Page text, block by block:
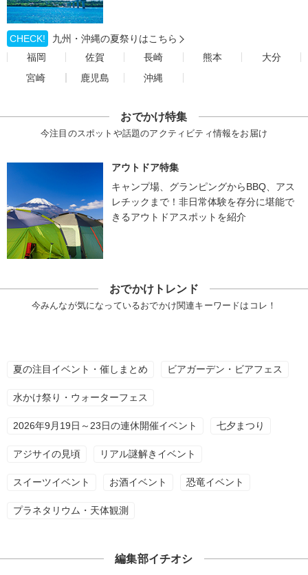
CHECK!
九州・沖縄の夏祭りはこちら
福岡
佐賀 長崎 熊本
大分
宮崎
鹿児島 沖縄
おでかけ特集
今注目のスポットや話題のアクティビティ情報をお届け
アウトドア特集
キャンプ場、グランピングからBBQ、アス
レチックまで！非日常体験を存分に堪能で
きるアウトドアスポットを紹介
おでかけトレンド
今みんなが気になっているおでかけ関連キーワードはコレ！
夏の注目イベント・催しまとめ ビアガーデン・ビアフェス
水かけ祭り・ウォーターフェス
2026年9月19日～23日の連休開催イベント 七夕まつり
アジサイの見頃 リアル謎解きイベント
スイーツイベント お酒イベント 恐竜イベント
プラネタリウム・天体観測
編集部イチオシ